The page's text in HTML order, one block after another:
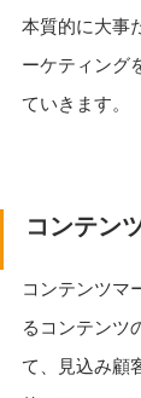
本質的に大事
ーケティング
ていきます。
コンテン
コンテンツマ
るコンテンツ
て、見込み顧